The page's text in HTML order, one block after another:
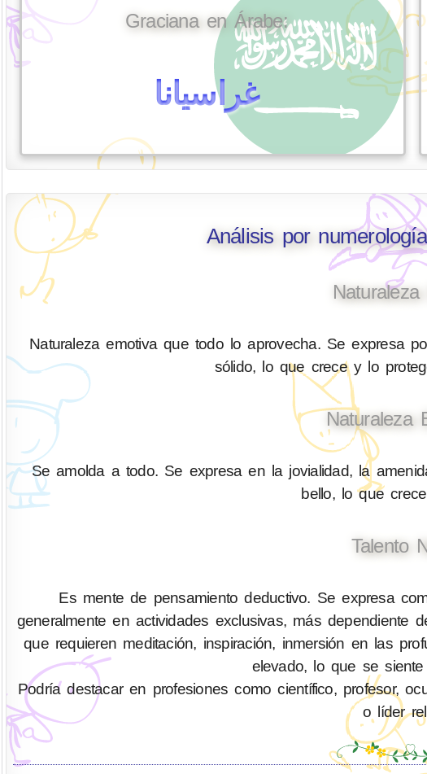
Graciana en Árabe:
غراسيانا
Análisis por
Naturaleza emotiva que todo lo aprovecha. Se expresa
sólido, lo que crece y lo
Naturaleza
Se amolda a todo. Se expresa en la jovialidad, la
bello, lo que
Talento
Es mente de pensamiento deductivo. Se expresa
generalmente en actividades exclusivas, más
que requieren meditación, inspiración, inmersión en las
elevado, lo que se
Podría destacar en profesiones como científico, profesor,
o líder